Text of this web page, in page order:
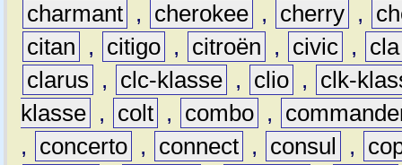
charmant , cherokee , cherry ,
citan
, citigo , citroën , civic ,
cla
clarus
, clc-klasse , clio ,
clk-
klasse , colt , combo ,
,
concerto , connect , consul ,